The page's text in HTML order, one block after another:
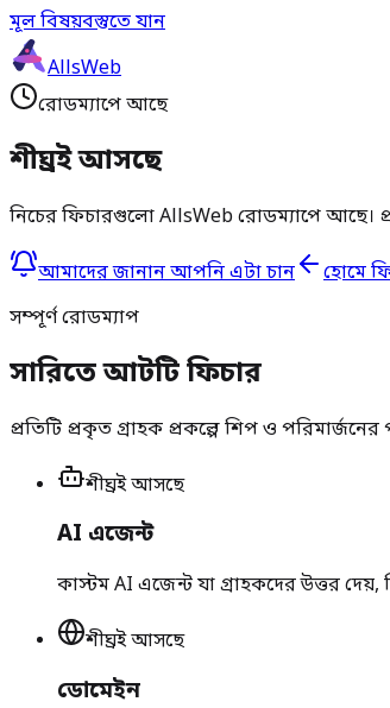
মূল বিষয়বস্তুতে যান
AllsWeb
রোডম্যাপে আছে
শীঘ্রই আসছে
নিচের ফিচারগুলো AllsWeb রোডম্যাপে আছে।
আমাদের জানান আপনি এটা চান
হোমে
সম্পূর্ণ রোডম্যাপ
সারিতে আটটি ফিচার
প্রতিটি প্রকৃত গ্রাহক প্রকল্পে শিপ ও
শীঘ্রই আসছে
AI এজেন্ট
কাস্টম AI এজেন্ট যা গ্রাহকদের উত্তর
শীঘ্রই আসছে
ডোমেইন